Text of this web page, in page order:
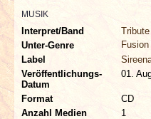
REDAKTION
LINKS
ARCHIV
MUSIK
Interpret/Band
Tribute
Unter-Genre
Fusion
Label
Veröffentlichungs-
Datum
01.
Format
CD
Anzahl Medien
1